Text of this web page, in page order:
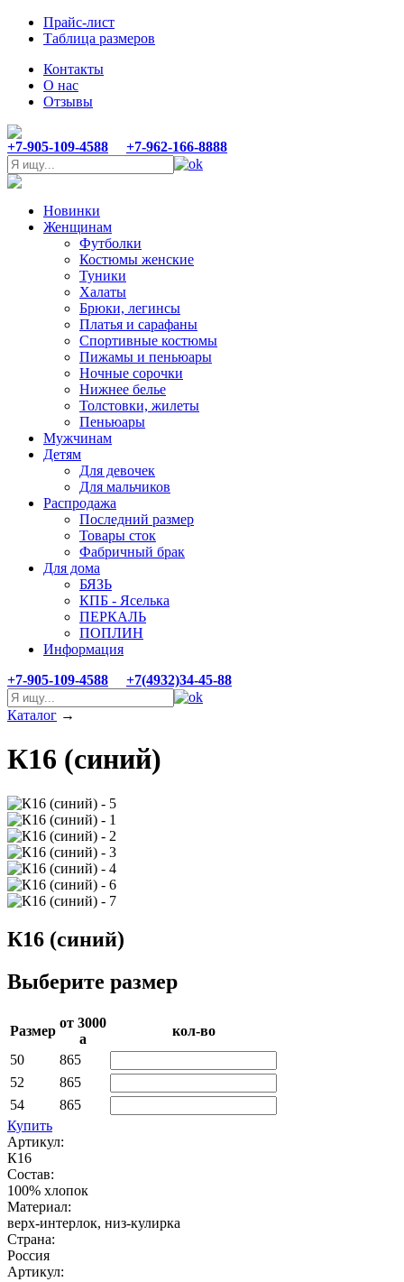
Прайс-лист
Таблица размеров
Контакты
О нас
Отзывы
+7-905-109-4588 +7-962-166-8888
Новинки
Женщинам
Футболки
Костюмы женские
Туники
Халаты
Брюки, легинсы
Платья и сарафаны
Спортивные костюмы
Пижамы и пеньюары
Ночные сорочки
Нижнее белье
Толстовки, жилеты
Пеньюары
Мужчинам
Детям
Для девочек
Для мальчиков
Распродажа
Последний размер
Товары сток
Фабричный брак
Для дома
БЯЗЬ
КПБ - Яселька
ПЕРКАЛЬ
ПОПЛИН
Информация
+7-905-109-4588
+7(4932)34-45-88
Каталог →
К16 (синий)
К16 (синий)
Выберите размер
Раз­мер
от 3000­
a
кол-во
50
865
52
865
54
865
Купить
Артикул:
К16
Состав:
100% хлопок
Материал:
верх-интерлок, низ-кулирка
Страна:
Россия
Артикул: